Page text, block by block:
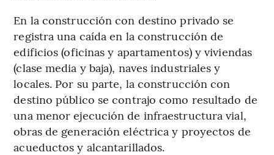
En la construcción con destino privado se
registra una caída en la construcción de
edificios (oficinas y apartamentos) y viviendas
(clase media y baja), naves industriales y
locales. Por su parte, la construcción con
destino público se contrajo como resultado de
una menor ejecución de infraestructura vial,
obras de generación eléctrica y proyectos de
acueductos y alcantarillados.